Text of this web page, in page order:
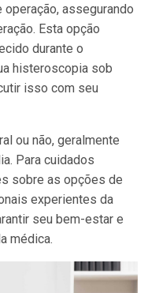
assegurando
Esta opção
durante o
histeroscopia sob
isso com seu
ou não, geralmente
Para cuidados
sobre as opções de
experientes da
seu bem-estar e
médica.